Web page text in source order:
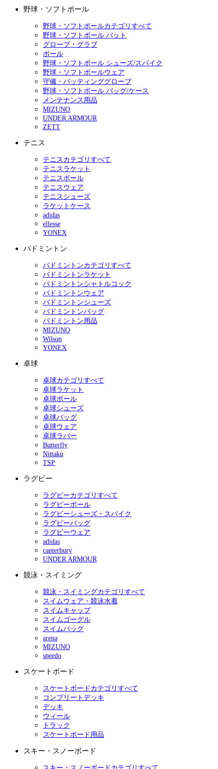
野球・ソフトボール
野球・ソフトボールカテゴリすべて
野球・ソフトボール バット
グローブ・グラブ
ボール
野球・ソフトボール シューズ/スパイク
野球・ソフトボールウェア
守備・バッティンググローブ
野球・ソフトボール バッグ/ケース
メンテナンス用品
MIZUNO
UNDER ARMOUR
ZETT
テニス
テニスカテゴリすべて
テニスラケット
テニスボール
テニスウェア
テニスシューズ
ラケットケース
adidas
ellesse
YONEX
バドミントン
バドミントンカテゴリすべて
バドミントンラケット
バドミントンシャトルコック
バドミントンウェア
バドミントンシューズ
バドミントンバッグ
バドミントン用品
MIZUNO
Wilson
YONEX
卓球
卓球カテゴリすべて
卓球ラケット
卓球ボール
卓球シューズ
卓球バッグ
卓球ウェア
卓球ラバー
Butterfly
Nittaku
TSP
ラグビー
ラグビーカテゴリすべて
ラグビーボール
ラグビーシューズ・スパイク
ラグビーバッグ
ラグビーウェア
adidas
canterbury
UNDER ARMOUR
競泳・スイミング
競泳・スイミングカテゴリすべて
スイムウェア・競泳水着
スイムキャップ
スイムゴーグル
スイムバッグ
arena
MIZUNO
speedo
スケートボード
スケートボードカテゴリすべて
コンプリートデッキ
デッキ
ウィール
トラック
スケートボード用品
スキー・スノーボード